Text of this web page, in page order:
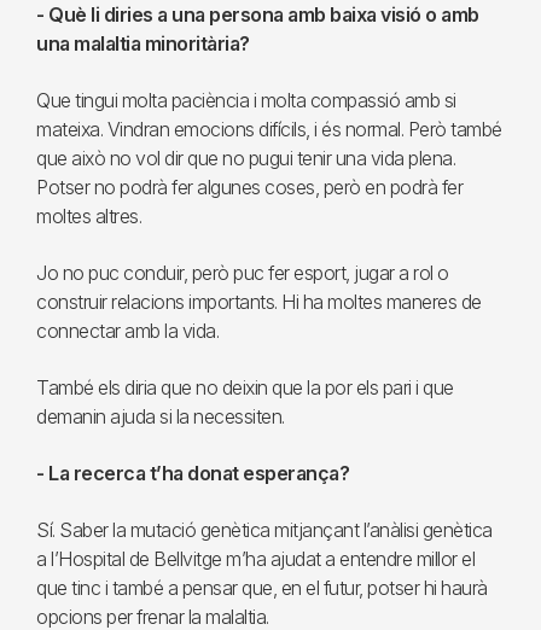
- Què li diries a una persona amb baixa visió o amb
una malaltia minoritària?
Que tingui molta paciència i molta compassió amb si
mateixa. Vindran emocions difícils, i és normal. Però també
que això no vol dir que no pugui tenir una vida plena.
Potser no podrà fer algunes coses, però en podrà fer
moltes altres.
Jo no puc conduir, però puc fer esport, jugar a rol o
construir relacions importants. Hi ha moltes maneres de
connectar amb la vida.
També els diria que no deixin que la por els pari i que
demanin ajuda si la necessiten.
- La recerca t’ha donat esperança?
Sí. Saber la mutació genètica mitjançant l’anàlisi genètica
a l’Hospital de Bellvitge m’ha ajudat a entendre millor el
que tinc i també a pensar que, en el futur, potser hi haurà
opcions per frenar la malaltia.